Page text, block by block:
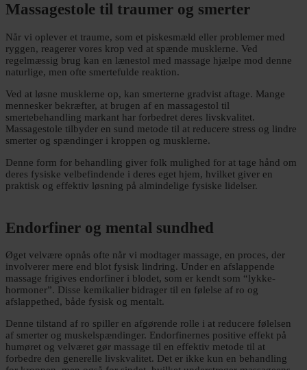
Massagestole til traumer og smerter
Når vi oplever et traume, som et piskesmæld eller problemer med
ryggen, reagerer vores krop ved at spænde musklerne. Ved
regelmæssig brug kan en lænestol med massage hjælpe mod denne
naturlige, men ofte smertefulde reaktion.
Ved at løsne musklerne op, kan smerterne gradvist aftage. Mange
mennesker bekræfter, at brugen af en massagestol til
smertebehandling markant har forbedret deres livskvalitet.
Massagestole tilbyder en sund metode til at reducere stress og lindre
smerter og spændinger i kroppen og musklerne.
Denne form for behandling giver folk mulighed for at tage hånd om
deres fysiske velbefindende i deres eget hjem, hvilket giver en
praktisk og effektiv løsning på almindelige fysiske lidelser.
Endorfiner og mental sundhed
Øget velvære opnås ofte når vi modtager massage, en proces, der
involverer mere end blot fysisk lindring. Under en afslappende
massage frigives endorfiner i blodet, som er kendt som “lykke-
hormoner”. Disse kemikalier bidrager til en følelse af ro og
afslappethed, både fysisk og mentalt.
Denne tilstand af ro spiller en afgørende rolle i at reducere følelsen
af smerter og muskelspændinger. Endorfinernes positive effekt på
humøret og velværet gør massage til en effektiv metode til at
forbedre den generelle livskvalitet. Det er ikke kun en behandling